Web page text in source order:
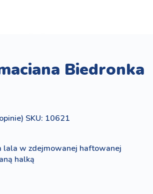
Biedronka
SKU: 10621
lala w zdejmowanej haftowanej
halką